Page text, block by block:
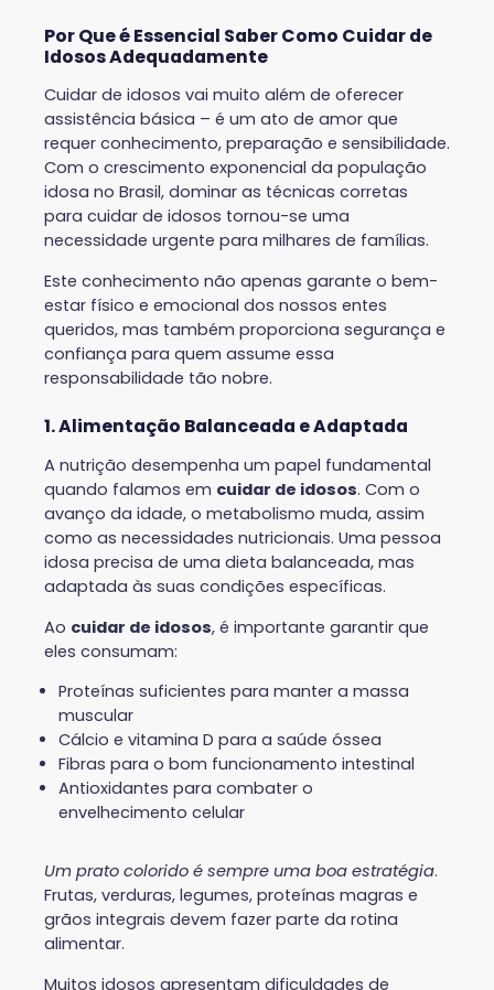
Por Que é Essencial Saber Como Cuidar de
Idosos Adequadamente
Cuidar de idosos vai muito além de oferecer
assistência básica – é um ato de amor que
requer conhecimento, preparação e sensibilidade.
Com o crescimento exponencial da população
idosa no Brasil, dominar as técnicas corretas
para cuidar de idosos tornou-se uma
necessidade urgente para milhares de famílias.
Este conhecimento não apenas garante o bem-
estar físico e emocional dos nossos entes
queridos, mas também proporciona segurança e
confiança para quem assume essa
responsabilidade tão nobre.
1. Alimentação Balanceada e Adaptada
A nutrição desempenha um papel fundamental
quando falamos em cuidar de idosos. Com o
avanço da idade, o metabolismo muda, assim
como as necessidades nutricionais. Uma pessoa
idosa precisa de uma dieta balanceada, mas
adaptada às suas condições específicas.
Ao cuidar de idosos, é importante garantir que
eles consumam:
Proteínas suficientes para manter a massa
muscular
Cálcio e vitamina D para a saúde óssea
Fibras para o bom funcionamento intestinal
Antioxidantes para combater o
envelhecimento celular
Um prato colorido é sempre uma boa estratégia.
Frutas, verduras, legumes, proteínas magras e
grãos integrais devem fazer parte da rotina
alimentar.
Muitos idosos apresentam dificuldades de